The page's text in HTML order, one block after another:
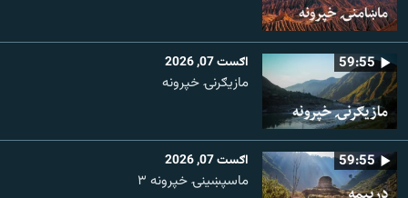
59:55 اګست 07, 2026
مازیګرنۍ خپرونه
59:55 اګست 07, 2026
ماسپښینۍ خپرونه ۳